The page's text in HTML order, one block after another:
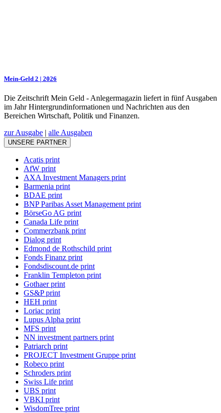
Mein-Geld 2 | 2026
Die Zeitschrift Mein Geld - Anlegermagazin liefert in fünf Ausgaben
im Jahr Hintergrundinformationen und Nachrichten aus den
Bereichen Wirtschaft, Politik und Finanzen.
zur Ausgabe | alle Ausgaben
UNSERE PARTNER
Acatis print
AfW print
AXA Investment Managers print
Barmenia print
BDAE print
BNP Paribas Asset Management print
BörseGo AG print
Canada Life print
Commerzbank print
Dialog print
Edmond de Rothschild print
Fonds Finanz print
Fondsdiscount.de print
Franklin Templeton print
Gothaer print
GS&P print
HEH print
Loriac print
Lupus Alpha print
MFS print
NN investment partners print
Patriarch print
PROJECT Investment Gruppe print
Robeco print
Schroders print
Swiss Life print
UBS print
VBKI print
WisdomTree print